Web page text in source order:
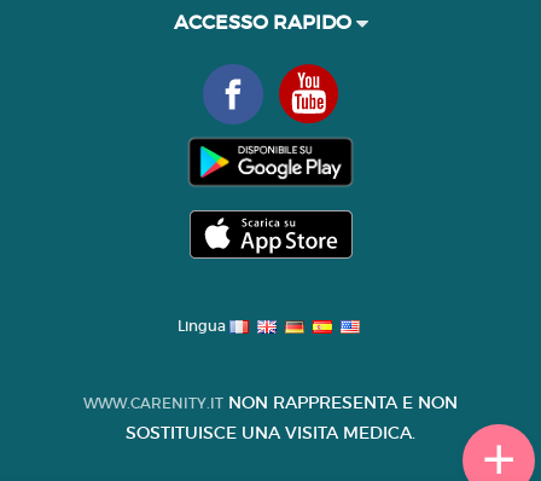
ACCESSO RAPIDO
Lingua
WWW.CARENITY.IT NON RAPPRESENTA E NON
SOSTITUISCE UNA VISITA MEDICA.